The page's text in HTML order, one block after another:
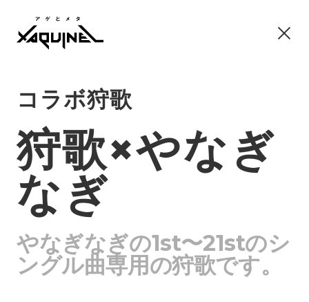
コラボ狩歌
狩歌×やなぎ
なぎ
やなぎなぎの1st〜21stのシ
ングル曲専用の狩歌です。